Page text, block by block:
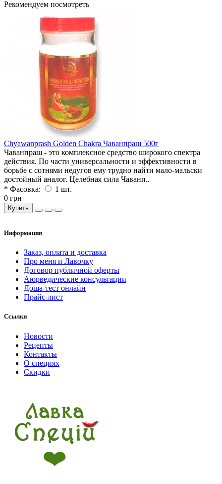
Рекомендуем посмотреть
Chyawanprash Golden Chakra Чаванпраш 500г
Чаванпраш - это комплексное средство широкого спектра
действия. По части универсальности и эффективности в
борьбе с сотнями недугов ему трудно найти мало-мальски
достойный аналог. Целебная сила Чаванп..
* Фасовка:
1 шт.
0 грн
Купить
Информация
Заказ, оплата и доставка
Про меня и Лавочку
Договор публичной оферты
Аюрведические консультации
Доша-тест онлайн
Прайс-лист
Ссылки
Новости
Рецепты
Контакты
О специях
Скидки